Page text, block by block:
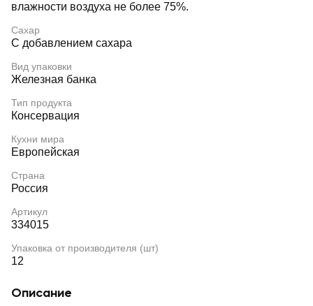
влажности воздуха не более 75%.
Сахар
С добавлением сахара
Вид упаковки
Железная банка
Тип продукта
Консервация
Кухни мира
Европейская
Страна
Россия
Артикул
334015
Упаковка от производителя (шт)
12
Описание